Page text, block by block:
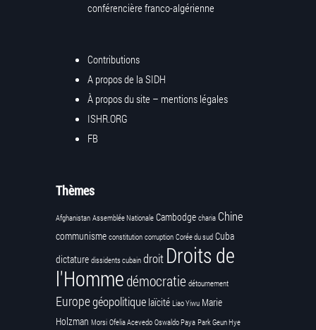
conférencière franco-algérienne
Contributions
A propos de la SIDH
À propos du site – mentions légales
ISHR.ORG
FB
Thèmes
Afghanistan Assemblée Nationale Cambodge charia Chine
communisme constitution corruption Corée du sud Cuba
dictature dissidents cubain droit Droits de
l'Hommedémocratie détournement
Europegéopolitique laïcité Liao Yiwu Marie
Holzman Morsi Ofelia Acevedo Oswaldo Paya Park Geun Hye